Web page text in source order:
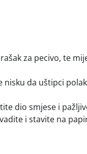
za pecivo, te
da uštipci
dio smjese i
i stavite na